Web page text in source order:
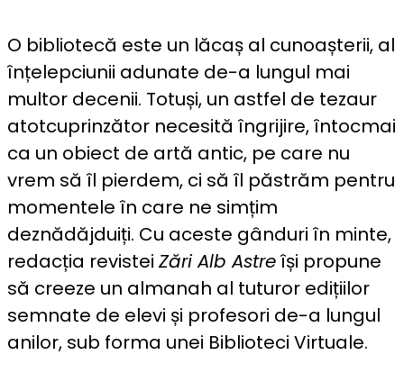
O bibliotecă este un lăcaș al cunoașterii, al
înțelepciunii adunate de-a lungul mai
multor decenii. Totuși, un astfel de tezaur
atotcuprinzător necesită îngrijire, întocmai
ca un obiect de artă antic, pe care nu
vrem să îl pierdem, ci să îl păstrăm pentru
momentele în care ne simțim
deznădăjduiți. Cu aceste gânduri în minte,
redacția revistei Zări Alb Astreîși propune
să creeze un almanah al tuturor edițiilor
semnate de elevi și profesori de-a lungul
anilor, sub forma unei Biblioteci Virtuale.